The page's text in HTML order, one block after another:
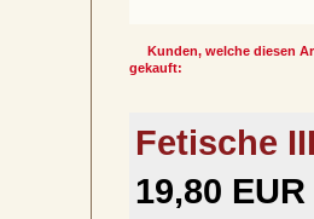
Kunden, welche diesen
gekauft:
Fetische
19,80